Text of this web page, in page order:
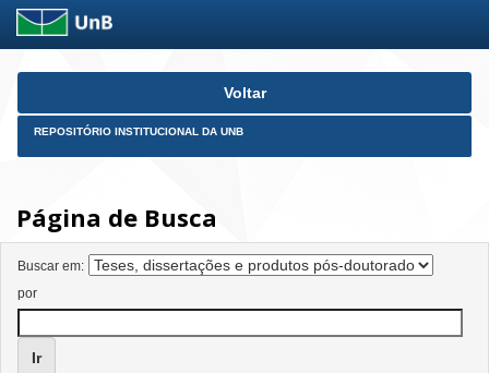
Skip
Voltar
REPOSITÓRIO INSTITUCIONAL DA UNB
Página de Busca
Buscar em:
por